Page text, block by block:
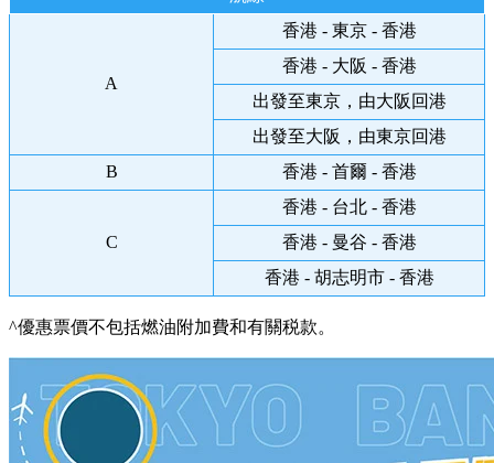
A
香港 - 東京 - 香港
香港 - 大阪 - 香港
出發至東京，由大阪回港
出發至大阪，由東京回港
B
香港 - 首爾 - 香港
C
香港 - 台北 - 香港
香港 - 曼谷 - 香港
香港 - 胡志明市 - 香港
^優惠票價不包括燃油附加費和有關税款。